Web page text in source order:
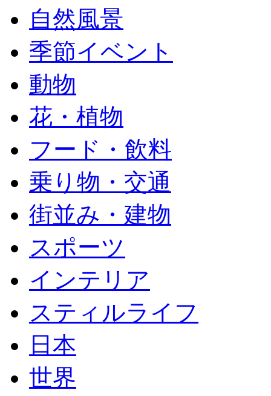
自然風景
季節イベント
動物
花・植物
フード・飲料
乗り物・交通
街並み・建物
スポーツ
インテリア
スティルライフ
日本
世界